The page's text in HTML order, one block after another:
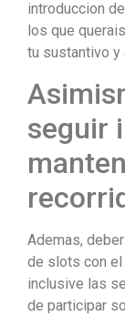
introduccion
los que
tu sustantivo y
seguir
Ademas,
de slots con el
inclusive las
de participar